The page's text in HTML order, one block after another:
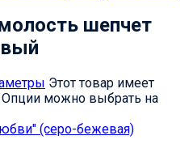
шепчет
Этот товар имеет
Опции можно выбрать на